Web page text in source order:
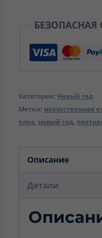
БЕЗОПАСНАЯ
Категория: Новый год
Метки: искусственная
елка, новый год,
Описание
Детали